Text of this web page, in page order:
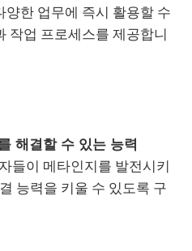
한 업무에 즉시 활용할 수
작업 프로세스를 제공합니
해결할 수 있는 능력
들이 메타인지를 발전시키
능력을 키울 수 있도록 구